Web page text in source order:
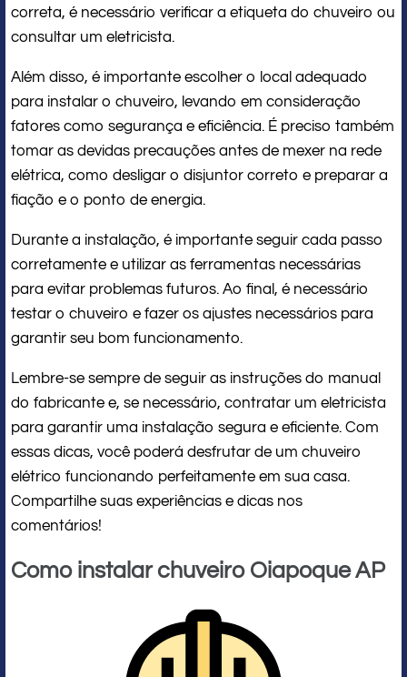
correta, é necessário verificar a etiqueta do chuveiro ou
consultar um eletricista.
Além disso, é importante escolher o local adequado
para instalar o chuveiro, levando em consideração
fatores como segurança e eficiência. É preciso também
tomar as devidas precauções antes de mexer na rede
elétrica, como desligar o disjuntor correto e preparar a
fiação e o ponto de energia.
Durante a instalação, é importante seguir cada passo
corretamente e utilizar as ferramentas necessárias
para evitar problemas futuros. Ao final, é necessário
testar o chuveiro e fazer os ajustes necessários para
garantir seu bom funcionamento.
Lembre-se sempre de seguir as instruções do manual
do fabricante e, se necessário, contratar um eletricista
para garantir uma instalação segura e eficiente. Com
essas dicas, você poderá desfrutar de um chuveiro
elétrico funcionando perfeitamente em sua casa.
Compartilhe suas experiências e dicas nos
comentários!
Como instalar chuveiro Oiapoque AP